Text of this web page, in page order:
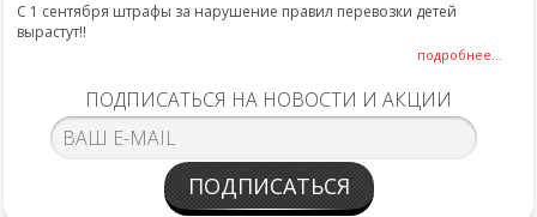
С 1 сентября штрафы за нарушение правил перевозки детей
вырастут!!
подробнее...
ПОДПИСАТЬСЯ НА НОВОСТИ И АКЦИИ
ПОДПИСАТЬСЯ